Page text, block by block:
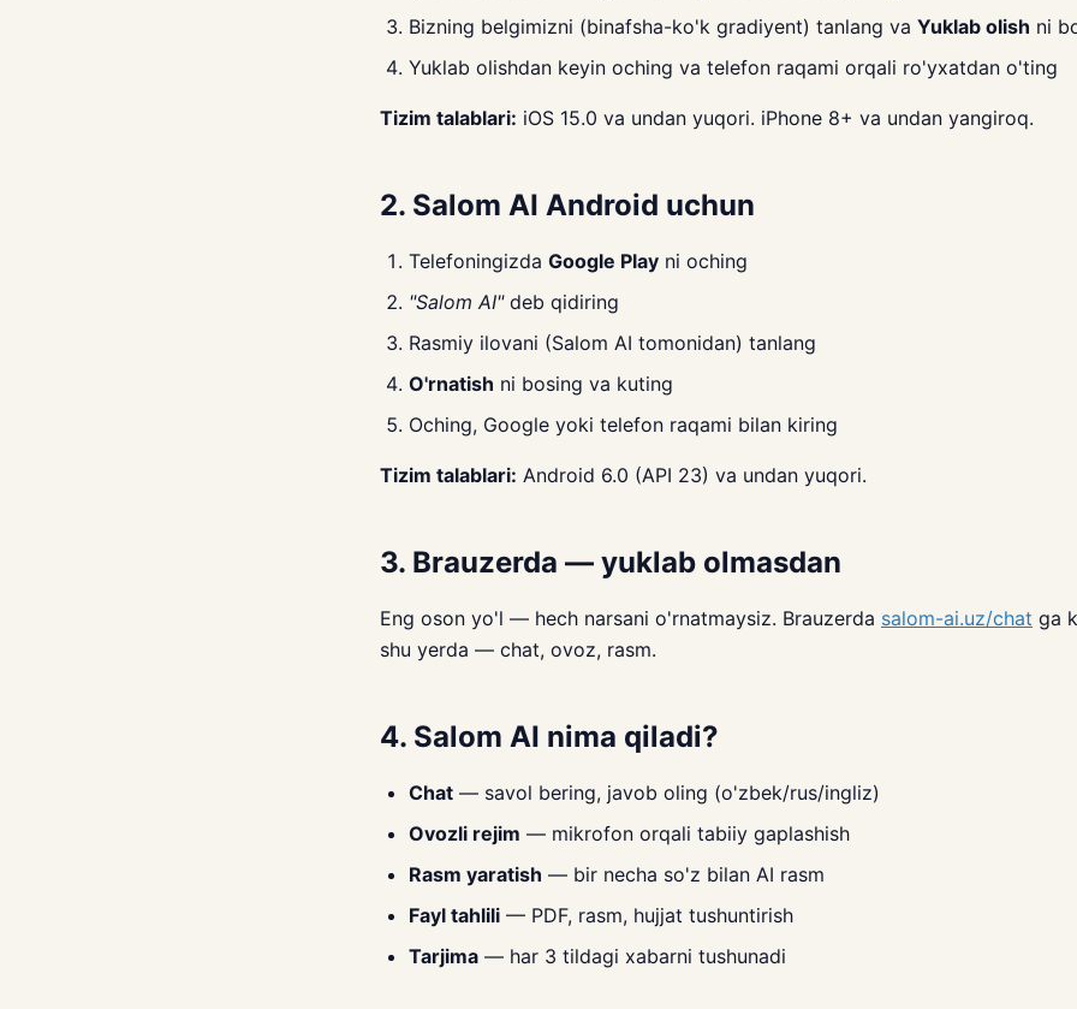
Bizning belgimizni (binafsha-ko'k gradiyent) tanlang va Yuklab olish ni
Yuklab olishdan keyin oching va telefon raqami orqali ro'yxatdan o'ting
Tizim talablari: iOS 15.0 va undan yuqori. iPhone 8+ va undan yangiroq.
2. Salom AI Android uchun
Telefoningizda Google Play ni oching
"Salom AI"deb qidiring
Rasmiy ilovani (Salom AI tomonidan) tanlang
O'rnatish ni bosing va kuting
Oching, Google yoki telefon raqami bilan kiring
Tizim talablari: Android 6.0 (API 23) va undan yuqori.
3. Brauzerda — yuklab olmasdan
Eng oson yo'l — hech narsani o'rnatmaysiz. Brauzerda salom-ai.uz/chat ga
shu yerda — chat, ovoz, rasm.
4. Salom AI nima qiladi?
Chat — savol bering, javob oling (o'zbek/rus/ingliz)
Ovozli rejim — mikrofon orqali tabiiy gaplashish
Rasm yaratish — bir necha so'z bilan AI rasm
Fayl tahlili — PDF, rasm, hujjat tushuntirish
Tarjima — har 3 tildagi xabarni tushunadi